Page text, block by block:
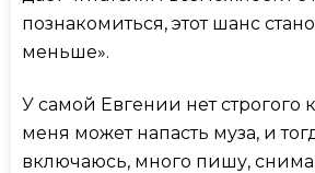
познакомиться, этот шанс
меньше».
У самой Евгении нет строгого
меня может напасть муза, и
включаюсь, много пишу,